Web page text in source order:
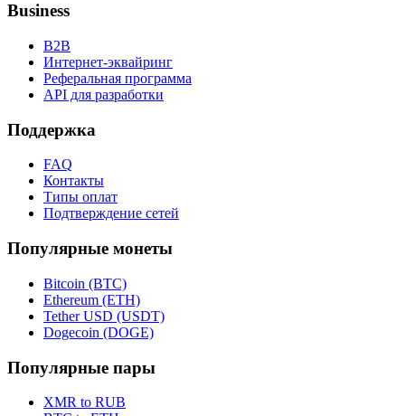
Business
B2B
Интернет-эквайринг
Реферальная программа
API для разработки
Поддержка
FAQ
Контакты
Типы оплат
Подтверждение сетей
Популярные монеты
Bitcoin (BTC)
Ethereum (ETH)
Tether USD (USDT)
Dogecoin (DOGE)
Популярные пары
XMR to RUB